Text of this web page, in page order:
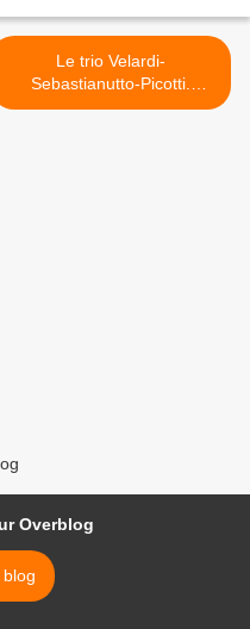
Le trio Velardi-
Sebastianutto-Picotti.
Surprises italiennes >
Overblog